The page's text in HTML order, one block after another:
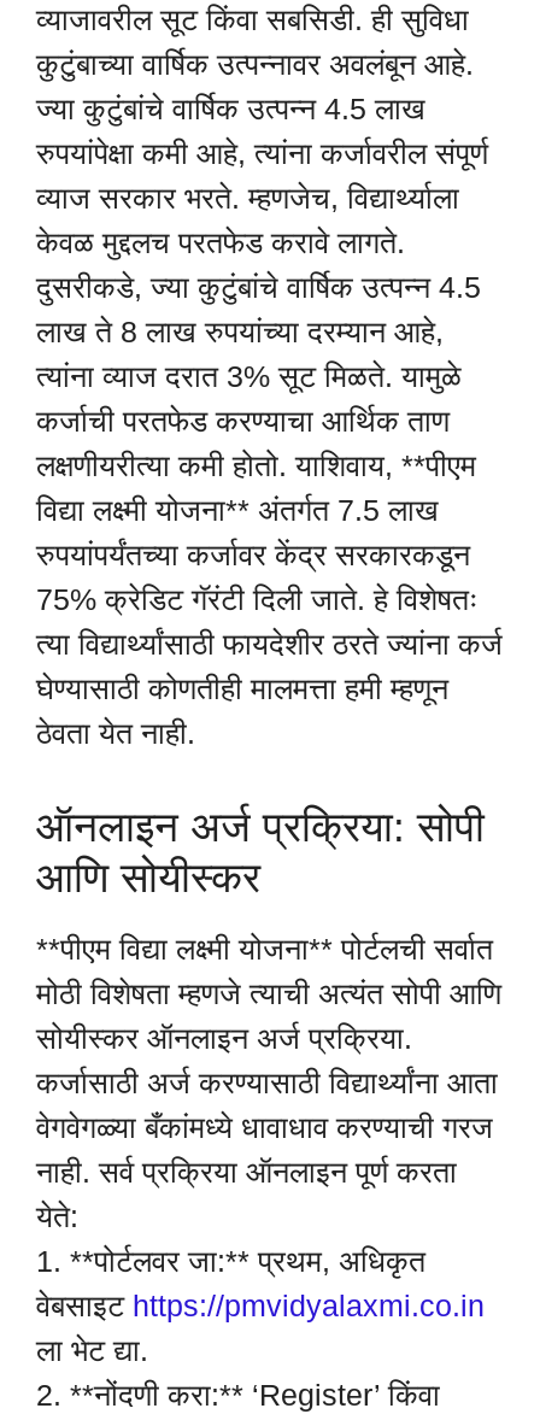
व्याजावरील सूट किंवा सबसिडी. ही सुविधा
कुटुंबाच्या वार्षिक उत्पन्नावर अवलंबून आहे.
ज्या कुटुंबांचे वार्षिक उत्पन्न 4.5 लाख
रुपयांपेक्षा कमी आहे, त्यांना कर्जावरील संपूर्ण
व्याज सरकार भरते. म्हणजेच, विद्यार्थ्याला
केवळ मुद्दलच परतफेड करावे लागते.
दुसरीकडे, ज्या कुटुंबांचे वार्षिक उत्पन्न 4.5
लाख ते 8 लाख रुपयांच्या दरम्यान आहे,
त्यांना व्याज दरात 3% सूट मिळते. यामुळे
कर्जाची परतफेड करण्याचा आर्थिक ताण
लक्षणीयरीत्या कमी होतो. याशिवाय, **पीएम
विद्या लक्ष्मी योजना** अंतर्गत 7.5 लाख
रुपयांपर्यंतच्या कर्जावर केंद्र सरकारकडून
75% क्रेडिट गॅरंटी दिली जाते. हे विशेषतः
त्या विद्यार्थ्यांसाठी फायदेशीर ठरते ज्यांना कर्ज
घेण्यासाठी कोणतीही मालमत्ता हमी म्हणून
ठेवता येत नाही.
ऑनलाइन अर्ज प्रक्रिया: सोपी
आणि सोयीस्कर
**पीएम विद्या लक्ष्मी योजना** पोर्टलची सर्वात
मोठी विशेषता म्हणजे त्याची अत्यंत सोपी आणि
सोयीस्कर ऑनलाइन अर्ज प्रक्रिया.
कर्जासाठी अर्ज करण्यासाठी विद्यार्थ्यांना आता
वेगवेगळ्या बँकांमध्ये धावाधाव करण्याची गरज
नाही. सर्व प्रक्रिया ऑनलाइन पूर्ण करता
येते:
1. **पोर्टलवर जा:** प्रथम, अधिकृत
वेबसाइट https://pmvidyalaxmi.co.in
ला भेट द्या.
2. **नोंदणी करा:** ‘Register’ किंवा